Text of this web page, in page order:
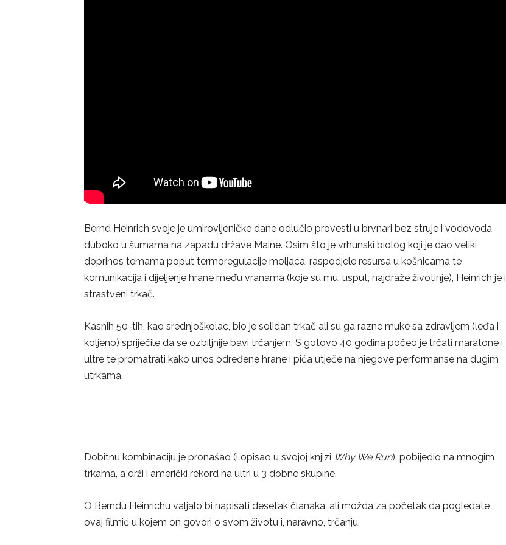
Bernd Heinrich svoje je umirovljeničke dane odlučio provesti u brvnari bez struje i vodovoda
duboko u šumama na zapadu države Maine. Osim što je vrhunski biolog koji je dao veliki
doprinos temama poput termoregulacije moljaca, raspodjele resursa u košnicama te
komunikacija i dijeljenje hrane među vranama (koje su mu, usput, najdraže životinje), Heinrich je i
strastveni trkač.
Kasnih 50-tih, kao srednjoškolac, bio je solidan trkač ali su ga razne muke sa zdravljem (leđa i
koljeno) spriječile da se ozbiljnije bavi trčanjem. S gotovo 40 godina počeo je trčati maratone i
ultre te promatrati kako unos određene hrane i pića utječe na njegove performanse na dugim
utrkama.
Dobitnu kombinaciju je pronašao (i opisao u svojoj knjizi Why We Run), pobijedio na mnogim
trkama, a drži i američki rekord na ultri u 3 dobne skupine.
O Berndu Heinrichu valjalo bi napisati desetak članaka, ali možda za početak da pogledate
ovaj filmić u kojem on govori o svom životu i, naravno, trčanju.